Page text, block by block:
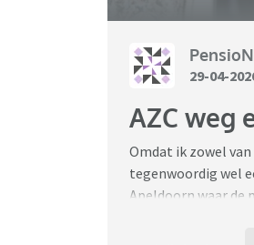
29-04-
AZC weg
Omdat ik zowel
tegenwoordig wel
Apeldoorn waar de
politie in